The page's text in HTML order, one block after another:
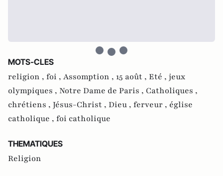
MOTS-CLES
religion , foi , Assomption , 15 août , Eté , jeux
olympiques , Notre Dame de Paris , Catholiques ,
chrétiens , Jésus-Christ , Dieu , ferveur , église
catholique , foi catholique
THEMATIQUES
Religion